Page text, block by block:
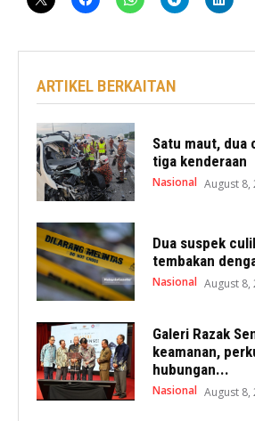
ARTIKEL BERKAITAN
Satu maut, dua
tiga kenderaan
Nasional August 8,
Dua suspek
tembakan
Nasional August 8,
Galeri Razak
keamanan,
hubungan...
Nasional August 8,